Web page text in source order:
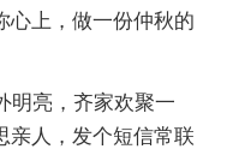
心上，做一份仲秋的
明亮，齐家欢聚一
亲人，发个短信常联